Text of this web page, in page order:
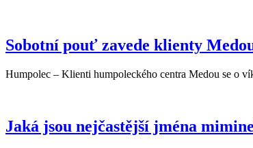
Sobotní pouť zavede klienty
Humpolec – Klienti humpoleckého centra Medou se o
Jaká jsou nejčastější jména